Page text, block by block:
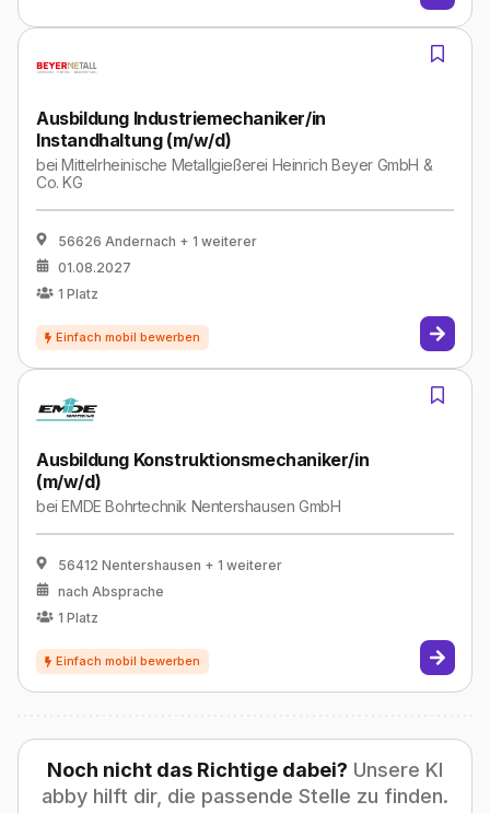
Ausbildung Industriemechaniker/in
Instandhaltung (m/w/d)
beiMittelrheinische Metallgießerei Heinrich Beyer GmbH &
Co. KG
56626 Andernach + 1 weiterer
01.08.2027
1 Platz
Ausbildung Konstruktionsmechaniker/in
(m/w/d)
beiEMDE Bohrtechnik Nentershausen GmbH
56412 Nentershausen + 1 weiterer
nach Absprache
1 Platz
Noch nicht das Richtige dabei? Unsere KI
abby hilft dir, die passende Stelle zu finden.